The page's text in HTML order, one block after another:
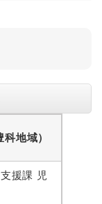
地域）
援課 児